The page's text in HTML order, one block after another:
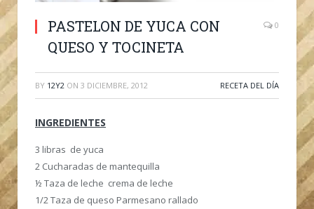
PASTELON DE YUCA CON
QUESO Y TOCINETA
0
BY 12Y2 ON 3 DICIEMBRE, 2012 RECETA DEL DÍA
INGREDIENTES
3 libras de yuca
2 Cucharadas de mantequilla
½ Taza de leche crema de leche
1/2 Taza de queso Parmesano rallado